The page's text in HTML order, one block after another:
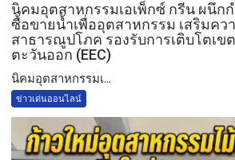
นิคมอุตสาหกรรมเอเพ็กซ์ กรีน ผนึกก
ซื้อขายน้ำเพื่ออุตสาหกรรม เสริมคว
สาธารณูปโภค รองรับการเติบโตเ
ตะวันออก (EEC)
​นิคมอุตสาหกรรมเ...
ข่าวเด่นออนไลน์